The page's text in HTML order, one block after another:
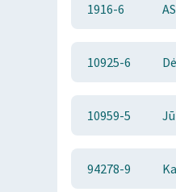
1916-6
10925-6
10959-5
94278-9